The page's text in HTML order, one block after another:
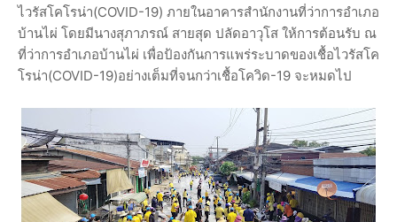
ไวรัสโคโรน่า(COVID-19) ภายในอาคารสำนักงานที่ว่าการอำเภอ
บ้านไผ่ โดยมีนางสุภาภรณ์ สายสุด ปลัดอาวุโส ให้การต้อนรับ ณ
ที่ว่าการอำเภอบ้านไผ่ เพื่อป้องกันการแพร่ระบาดของเชื้อไวรัสโค
โรน่า(COVID-19)อย่างเต็มที่จนกว่าเชื้อโควิด-19 จะหมดไป